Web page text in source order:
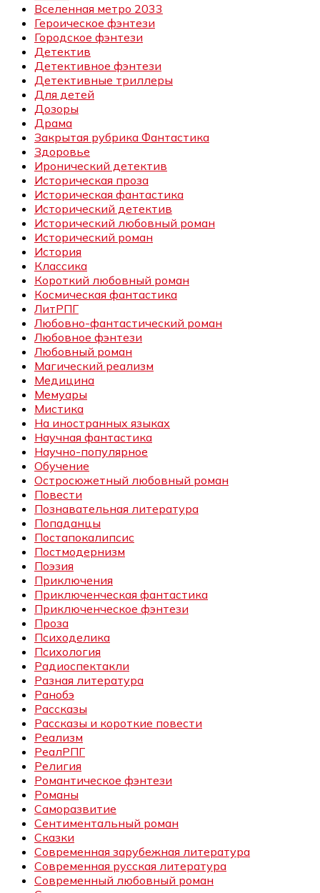
Вселенная метро 2033
Героическое фэнтези
Городское фэнтези
Детектив
Детективное фэнтези
Детективные триллеры
Для детей
Дозоры
Драма
Закрытая рубрика Фантастика
Здоровье
Иронический детектив
Историческая проза
Историческая фантастика
Исторический детектив
Исторический любовный роман
Исторический роман
История
Классика
Короткий любовный роман
Космическая фантастика
ЛитРПГ
Любовно-фантастический роман
Любовное фэнтези
Любовный роман
Магический реализм
Медицина
Мемуары
Мистика
На иностранных языках
Научная фантастика
Научно-популярное
Обучение
Остросюжетный любовный роман
Повести
Познавательная литература
Попаданцы
Постапокалипсис
Постмодернизм
Поэзия
Приключения
Приключенческая фантастика
Приключенческое фэнтези
Проза
Психоделика
Психология
Радиоспектакли
Разная литература
Ранобэ
Рассказы
Рассказы и короткие повести
Реализм
РеалРПГ
Религия
Романтическое фэнтези
Романы
Саморазвитие
Сентиментальный роман
Сказки
Современная зарубежная литература
Современная русская литература
Современный любовный роман